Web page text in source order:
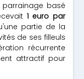
basé
1 euro par
partie de la
de ses filleuls
récurrente
attractif pour